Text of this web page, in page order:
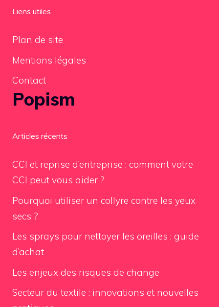
Liens utiles
Plan de site
Mentions légales
Contact
Popism
Articles récents
CCI et reprise d’entreprise : comment votre
CCI peut vous aider ?
Pourquoi utiliser un collyre contre les yeux
secs ?
Les sprays pour nettoyer les oreilles : guide
d’achat
Les enjeux des risques de change
Secteur du textile : innovations et nouvelles